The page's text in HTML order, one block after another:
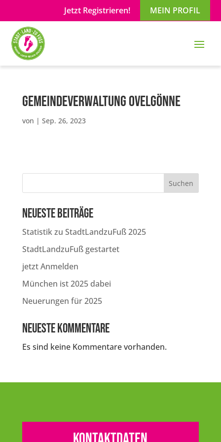
Jetzt Registrieren! MEIN PROFIL
Gemeindeverwaltung Ovelgönne
von | Sep. 26, 2023
Suchen
Neueste Beiträge
Statistik zu StadtLandzuFuß 2025
StadtLandzuFuß gestartet
jetzt Anmelden
München ist 2025 dabei
Neuerungen für 2025
Neueste Kommentare
Es sind keine Kommentare vorhanden.